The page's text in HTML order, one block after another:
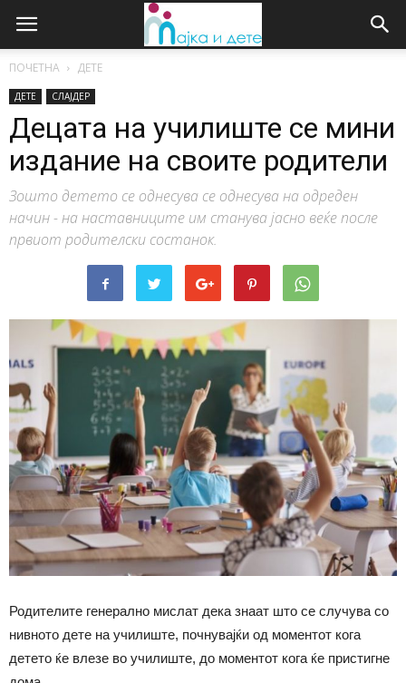
ПОЧЕТНА ДЕТЕ
ДЕТЕ СЛАЈДЕР
Децата на училиште се мини
издание на своите родители
Зошто детето се однесува се однесува на одреден
начин - на наставниците им станува јасно веќе после
првиот родителски состанок.
Родителите генерално мислат дека знаат што се случува со
нивното дете на училиште, почнувајќи од моментот кога
детето ќе влезе во училиште, до моментот кога ќе пристигне